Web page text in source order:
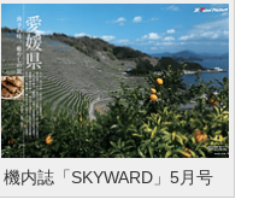
機内誌「SKYWARD」5月号